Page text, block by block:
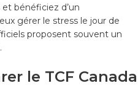
bénéficiez d’un
gérer le stress le jour de
proposent souvent un
le TCF Canada